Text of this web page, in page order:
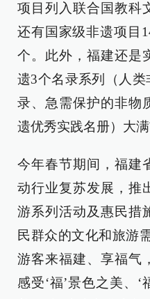
项目列入联合国教科
还有国家级非遗项目
个。此外，福建还是
遗3个名录系列（人
录、急需保护的非物
遗优秀实践名册）大满
今年春节期间，福建
动行业复苏发展，推
游系列活动及惠民措
民群众的文化和旅游
游客来福建、享福气
感受‘福’景色之美、‘